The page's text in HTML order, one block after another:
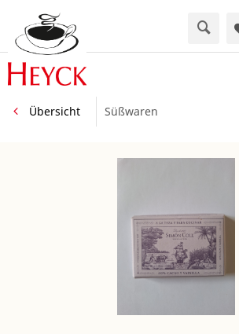
Übersicht Süßwaren